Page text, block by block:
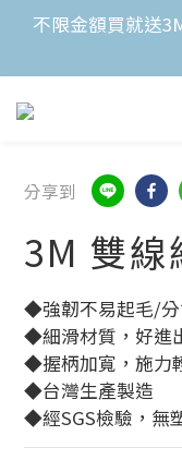
不限金額買就送
分享到
3M 雙線
◆強韌不易起毛/
◆細滑材質，好進
◆握柄加寬，施力
◆台灣生產製造
◆經SGS檢驗，無